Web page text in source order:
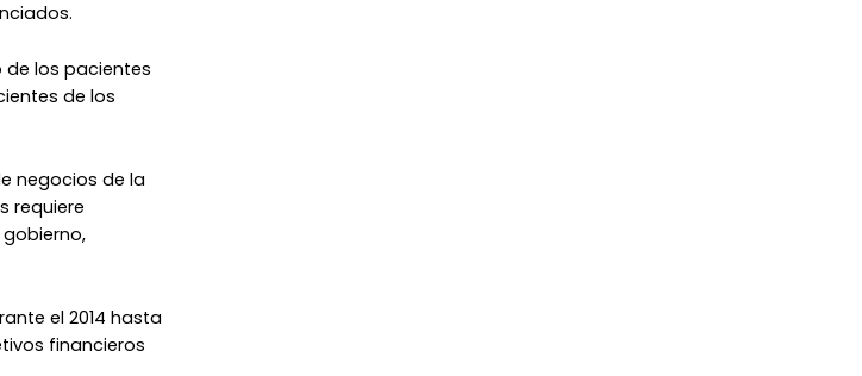
los pacientes
de los
negocios de la
requiere
el 2014 hasta
financieros